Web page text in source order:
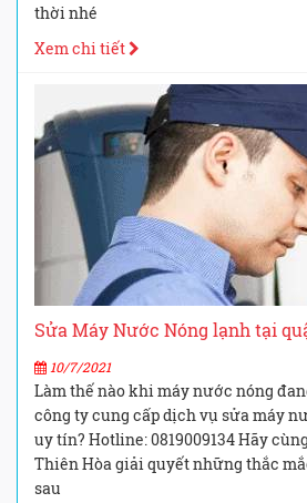
thời nhé
Xem chi tiết
Sửa Máy Nước Nóng lạnh tại
10/7/2021
Làm thế nào khi máy nước nóng
công ty cung cấp dịch vụ sửa máy
uy tín? Hotline: 0819009134 Hãy
Thiên Hòa giải quyết những thắc
sau